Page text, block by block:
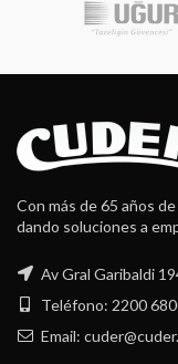
Con más de 65 años
dando soluciones a
Av Gral Garibaldi
Teléfono: 2200
Email: